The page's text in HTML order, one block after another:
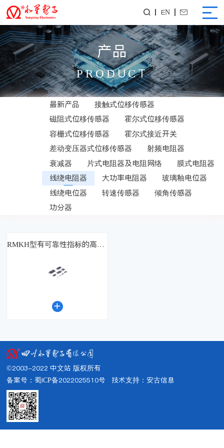
 EN 
产品
PRODUCT
最新产品
接触式位移传感器
磁阻式位移传感器
霍尔式位移传感器
容栅式位移传感器
霍尔式接近开关
差动变压器式位移传感器
射频电阻器
衰减器
片式电阻器及电阻网络
膜式电阻器
线绕电阻器
大功率电阻器
玻璃釉电位器
线绕电位器
转速传感器
倾角传感器
功分器
RMKH型有可靠性指标的高精密片式膜固定电阻器

©2003-2022 中文站 版权所有
备案号：蜀ICP备2022025510号 技术支持： 安古信息